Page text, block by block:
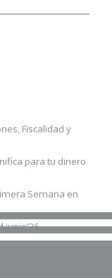
Fiscalidad y
para tu dinero
Semana en
junio’26